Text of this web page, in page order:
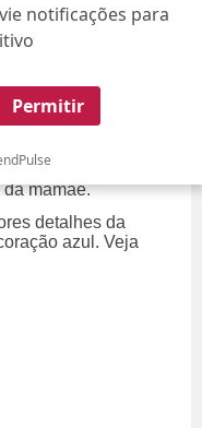
notificações para
Permitir
domingo, da 10,
compartilhar um
da
ele e a
anos de
da mamãe.
detalhes da
azul. Veja